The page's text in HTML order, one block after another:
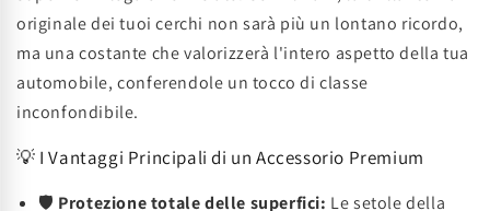
originale dei tuoi cerchi non sarà più un lontano ricordo,
ma una costante che valorizzerà l'intero aspetto della tua
automobile, conferendole un tocco di classe
inconfondibile.
💡 I Vantaggi Principali di un Accessorio Premium
🛡️ Protezione totale delle superfici: Le setole della